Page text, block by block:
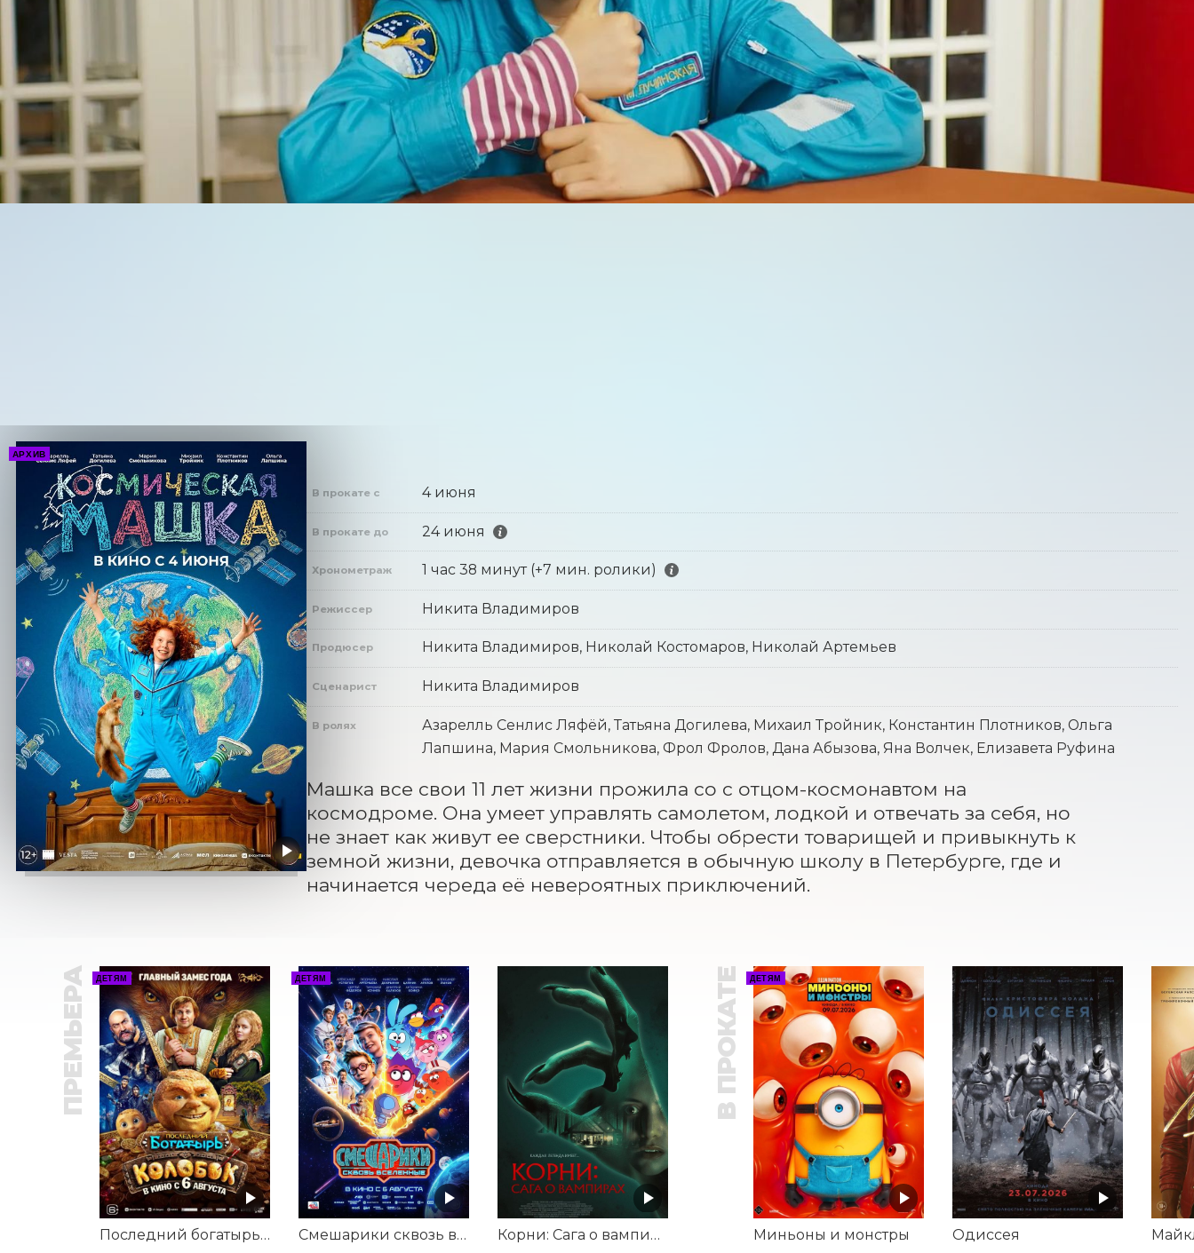
АРХИВ
В прокате с 4 июня
В прокате до 24 июня
Хронометраж 1 час 38 минут (+7 мин. ролики)
Режиссер Никита Владимиров
Продюсер Никита Владимиров, Николай Костомаров, Николай Артемьев
Сценарист Никита Владимиров
В ролях
Азарелль Сенлис Ляфёй, Татьяна Догилева, Михаил Тройник, Константин Плотников, Ольга
Лапшина, Мария Смольникова, Фрол Фролов, Дана Абызова, Яна Волчек, Елизавета Руфина
Машка все свои 11 лет жизни прожила со с отцом-космонавтом на
космодроме. Она умеет управлять самолетом, лодкой и отвечать за себя, но
не знает как живут ее сверстники. Чтобы обрести товарищей и привыкнуть к
земной жизни, девочка отправляется в обычную школу в Петербурге, где и
начинается череда её невероятных приключений.
ПРЕМЬЕРА ДЕТЯМ
Последний богатырь. Колобок
ДЕТЯМ
Смешарики сквозь вселенные Корни: Сага о вампирах
В ПРОКАТЕ ДЕТЯМ
Миньоны и монстры Одиссея